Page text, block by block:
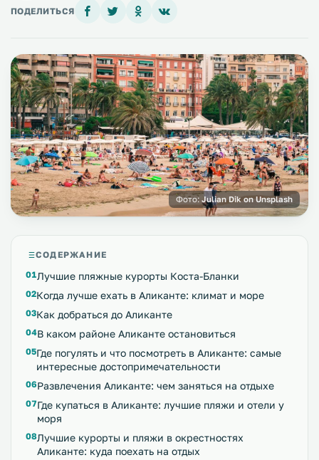
ПОДЕЛИТЬСЯ
Фото: Julian Dik on Unsplash
СОДЕРЖАНИЕ
Лучшие пляжные курорты Коста-Бланки
Когда лучше ехать в Аликанте: климат и море
Как добраться до Аликанте
В каком районе Аликанте остановиться
Где погулять и что посмотреть в Аликанте: самые
интересные достопримечательности
Развлечения Аликанте: чем заняться на отдыхе
Где купаться в Аликанте: лучшие пляжи и отели у
моря
Лучшие курорты и пляжи в окрестностях
Аликанте: куда поехать на отдых